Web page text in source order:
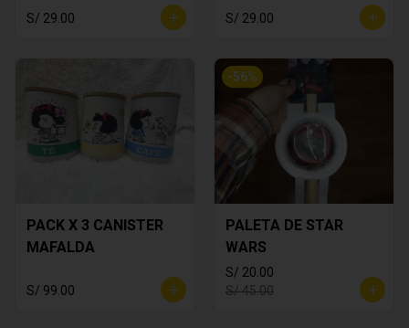
S/ 29.00 S/ 29.00
PACK X 3 CANISTER
MAFALDA
S/ 99.00
-56%
PALETA DE STAR
WARS
S/ 20.00
S/ 45.00